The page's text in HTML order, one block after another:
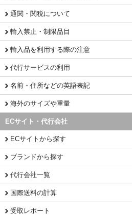
通関・関税について
輸入禁止・制限品目
輸入品を利用する際の注意
代行サービスの利用
名前・住所などの英語表記
海外のサイズや重量
ECサイト・代行会社
ECサイトから探す
ブランドから探す
代行会社一覧
国際送料の計算
受取レポート